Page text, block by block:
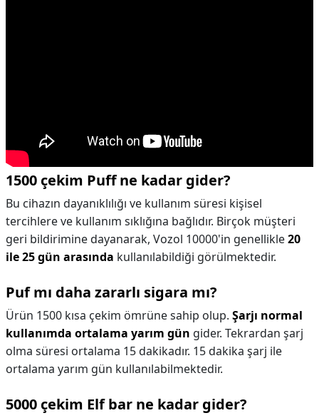
1500 çekim Puff ne kadar gider?
Bu cihazın dayanıklılığı ve kullanım süresi kişisel
tercihlere ve kullanım sıklığına bağlıdır. Birçok müşteri
geri bildirimine dayanarak, Vozol 10000'in genellikle20
ile 25 gün arasında kullanılabildiği görülmektedir.
Puf mı daha zararlı sigara mı?
Ürün 1500 kısa çekim ömrüne sahip olup. Şarjı normal
kullanımda ortalama yarım gün gider. Tekrardan şarj
olma süresi ortalama 15 dakikadır. 15 dakika şarj ile
ortalama yarım gün kullanılabilmektedir.
5000 çekim Elf bar ne kadar gider?